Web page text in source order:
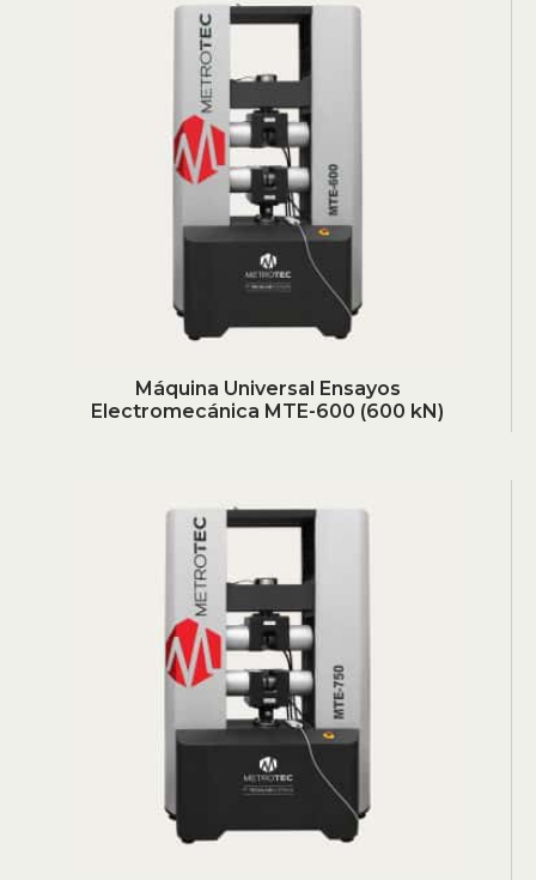
Máquina Universal Ensayos
Electromecánica MTE-600 (600 kN)